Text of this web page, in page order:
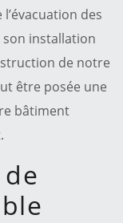
des
son installation
de notre
être posée une
bâtiment